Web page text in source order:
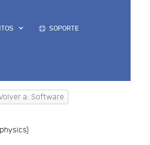
SOPORTE
a: Software